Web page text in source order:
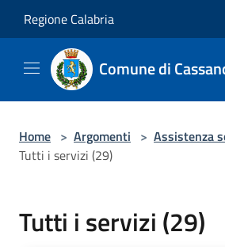
Regione Calabria
Comune di
Home > Argomenti > Assistenza
Tutti i servizi (29)
Tutti i servizi (29)